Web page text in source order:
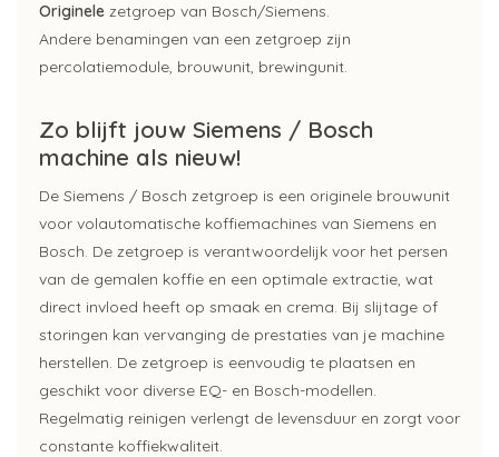
Originele zetgroep van Bosch/Siemens.
Andere benamingen van een zetgroep zijn
percolatiemodule, brouwunit, brewingunit.
Zo blijft jouw Siemens / Bosch
machine als nieuw!
De Siemens / Bosch zetgroep is een originele brouwunit
voor volautomatische koffiemachines van Siemens en
Bosch. De zetgroep is verantwoordelijk voor het persen
van de gemalen koffie en een optimale extractie, wat
direct invloed heeft op smaak en crema. Bij slijtage of
storingen kan vervanging de prestaties van je machine
herstellen. De zetgroep is eenvoudig te plaatsen en
geschikt voor diverse EQ- en Bosch-modellen.
Regelmatig reinigen verlengt de levensduur en zorgt voor
constante koffiekwaliteit.